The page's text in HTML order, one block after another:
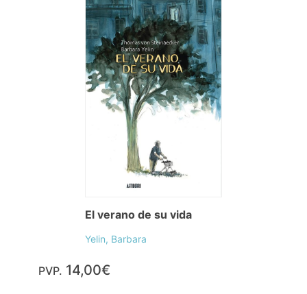
El verano de su vida
Yelin, Barbara
PVP. 14,00€